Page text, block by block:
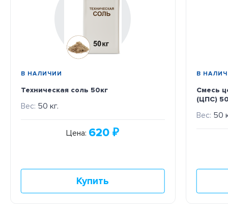
В НАЛИЧИИ
Техническая соль 50кг
Вес: 50 кг.
Цена: 620₽
Купить
В
Смесь
(ЦПС)
Вес: 50